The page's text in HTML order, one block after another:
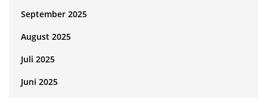
September 2025
August 2025
Juli 2025
Juni 2025